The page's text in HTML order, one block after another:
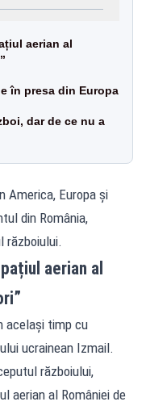
aerian al
în presa din Europa
dar de ce nu a
America, Europa și
din România,
războiului.
aerian al
același timp cu
ucrainean Izmail.
războiului,
aerian al României de